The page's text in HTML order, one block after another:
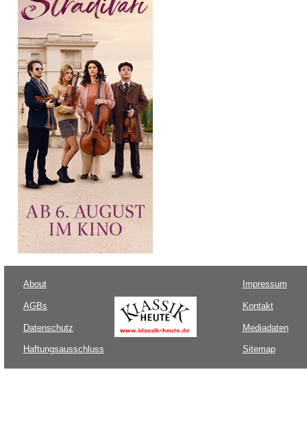
About
AGBs
Datenschutz
Haftungsausschluss
Impressum
Kontakt
Mediadaten
Sitemap